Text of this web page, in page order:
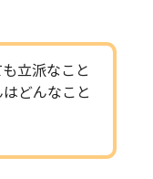
立派なこと
どんなこと